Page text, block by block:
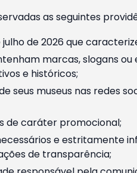
as seguintes
de 2026 que
marcas, slogans
e históricos;
museus nas redes
de caráter promocional;
e estritamente
de transparência;